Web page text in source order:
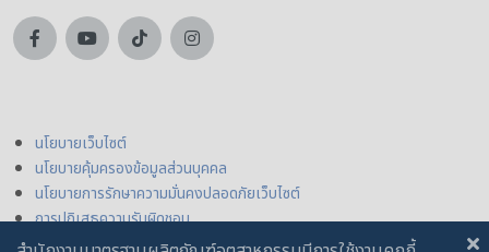
นโยบายเว็บไซต์
นโยบายคุ้มครองข้อมูลส่วนบุคคล
นโยบายการรักษาความมั่นคงปลอดภัยเว็บไซต์
การปฏิเสธความรับผิดชอบ